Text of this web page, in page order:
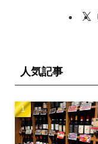
人気記事